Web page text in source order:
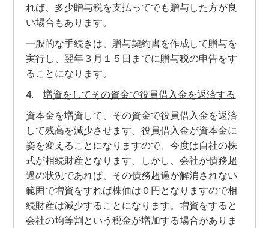
れば、多少贈与税を支払ってでも贈与した方が良
い場合もあります。
一般的な手続きは、贈与契約書を作成して贈与を
実行し、翌年３月１５日までに贈与税の申告をす
ることになります。
4.増資をしてその資金で役員借入金を返済する
資本金を増資して、その資金で役員借入金を返済
して残高を減少させます。役員借入金が資本金に
姿を変えることになりますので、今度は自社の株
式が相続財産となります。しかし、会社が債務超
過の状況であれば、その債務超過が解消されない
範囲で増資をすれば株価は０円となりますので相
続財産は減少することになります。増資をすると
会社の均等割という税金が増加する場合がありま